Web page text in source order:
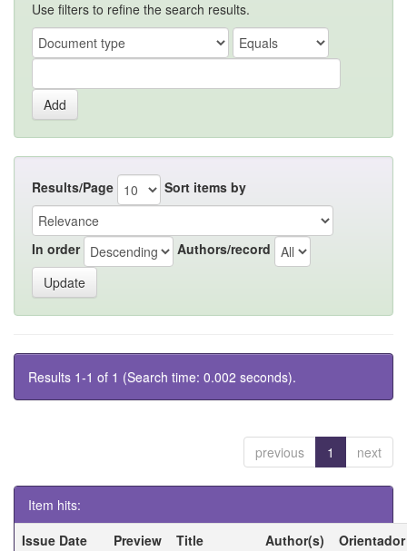
Use filters to refine the search results.
Results/Page Sort items by
In order Authors/record
Results 1-1 of 1 (Search time: 0.002 seconds).
previous 1 next
Item hits:
Issue Date
Preview Title Author(s) Orientador